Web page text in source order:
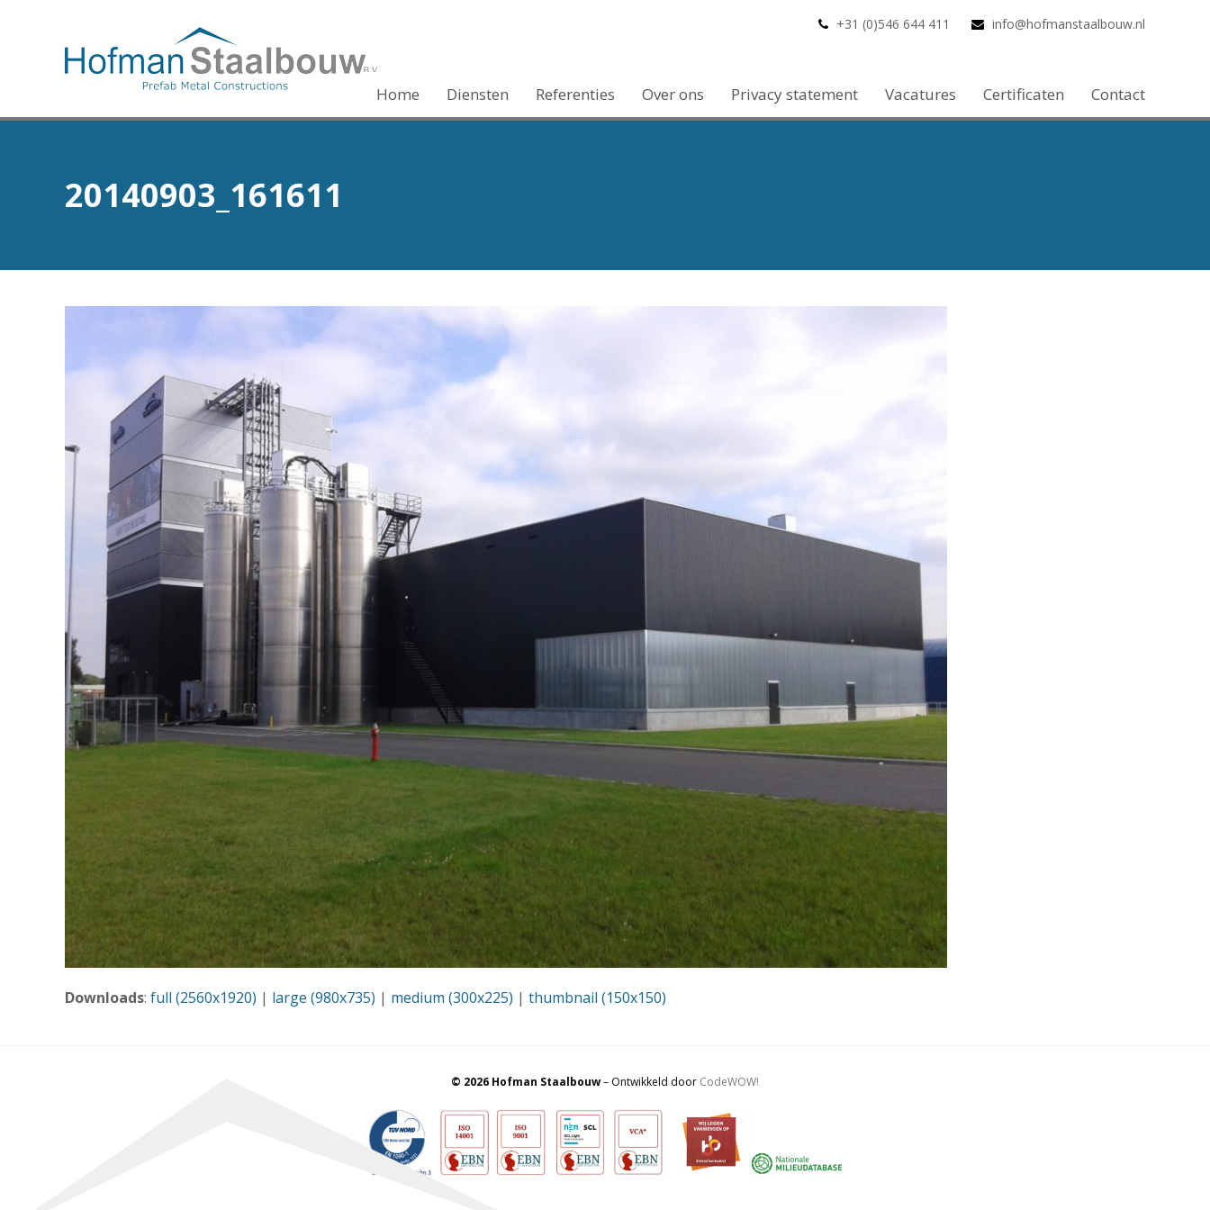
+31 (0)546 644 411 info@hofmanstaalbouw.nl
Home Diensten Referenties Over ons Privacy statement Vacatures Certificaten Contact
20140903_161611
Downloads: full (2560x1920) | large (980x735) | medium (300x225) | thumbnail (150x150)
© 2026 Hofman Staalbouw– Ontwikkeld door CodeWOW!